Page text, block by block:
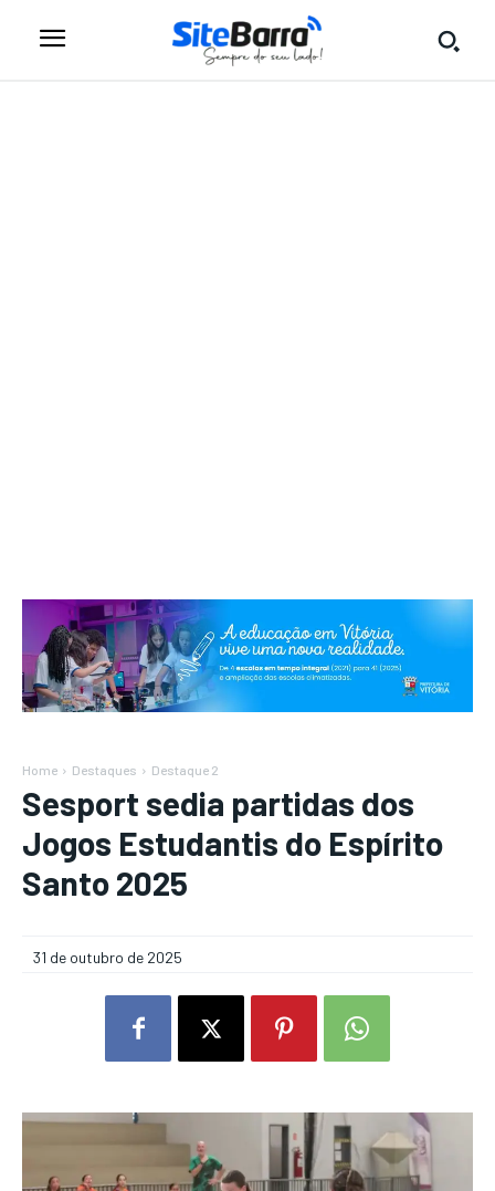
Home Destaques Destaque 2
Sesport sedia partidas dos
Jogos Estudantis do Espírito
Santo 2025
31 de outubro de 2025